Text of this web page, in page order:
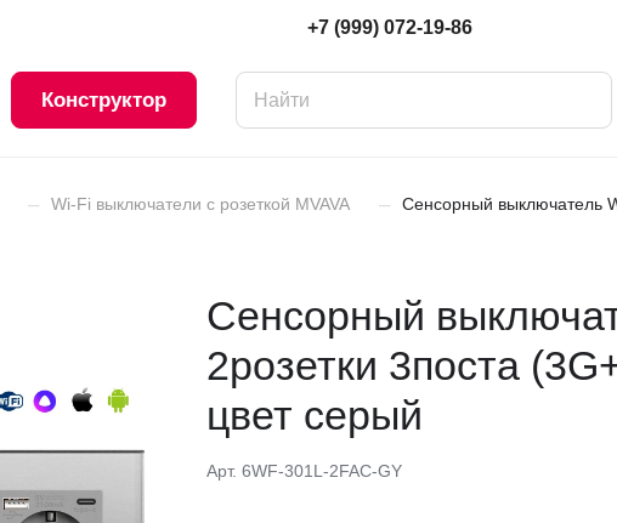
+7 (999) 072-19-86
Конструктор
– Wi-Fi выключатели с розеткой MVAVA –
Сенсорный выключатель
Сенсорный
2розетки 3поста
цвет серый
Арт. 6WF-301L-2FAC-GY